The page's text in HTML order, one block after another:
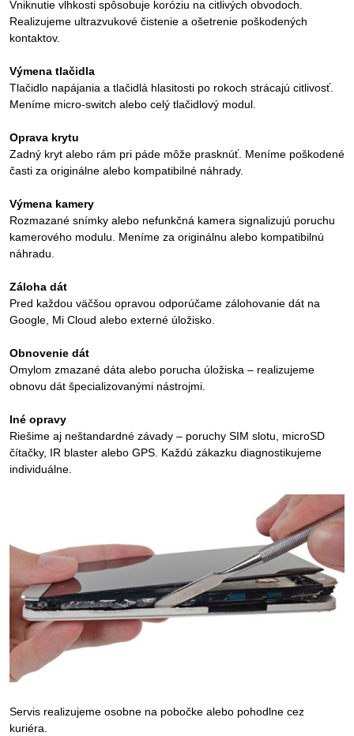
Vniknutie vlhkosti spôsobuje koróziu na citlivých obvodoch.
Realizujeme ultrazvukové čistenie a ošetrenie poškodených
kontaktov.
Výmena tlačidla
Tlačidlo napájania a tlačidlá hlasitosti po rokoch strácajú citlivosť.
Meníme micro-switch alebo celý tlačidlový modul.
Oprava krytu
Zadný kryt alebo rám pri páde môže prasknúť. Meníme poškodené
časti za originálne alebo kompatibilné náhrady.
Výmena kamery
Rozmazané snímky alebo nefunkčná kamera signalizujú poruchu
kamerového modulu. Meníme za originálnu alebo kompatibilnú
náhradu.
Záloha dát
Pred každou väčšou opravou odporúčame zálohovanie dát na
Google, Mi Cloud alebo externé úložisko.
Obnovenie dát
Omylom zmazané dáta alebo porucha úložiska – realizujeme
obnovu dát špecializovanými nástrojmi.
Iné opravy
Riešime aj neštandardné závady – poruchy SIM slotu, microSD
čítačky, IR blaster alebo GPS. Každú zákazku diagnostikujeme
individuálne.
Servis realizujeme osobne na pobočke alebo pohodlne cez
kuriéra.